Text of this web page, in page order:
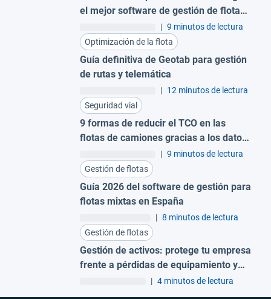
el mejor software de gestión de flotas
| 9 minutos de lectura
Optimización de la flota
Guía definitiva de Geotab para gestión
de rutas y telemática
| 12 minutos de lectura
Seguridad vial
9 formas de reducir el TCO en las
flotas de camiones gracias a los datos
de las dashcams con IA
| 9 minutos de lectura
Gestión de flotas
Guía 2026 del software de gestión para
flotas mixtas en España
| 8 minutos de lectura
Gestión de flotas
Gestión de activos: protege tu empresa
frente a pérdidas de equipamiento y
| 4 minutos de lectura